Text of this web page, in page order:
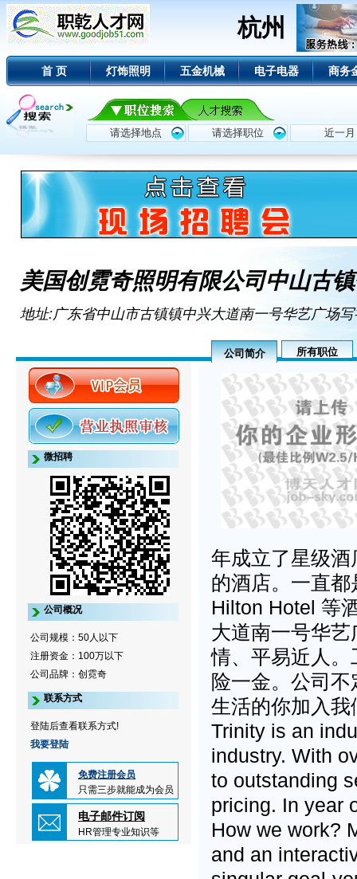
杭州
首 页 灯饰照明 五金机械 电子电器 商务
美国创霓奇照明有限公司中山古
地址:广东省中山市古镇镇中兴大道南一号华艺广场
公司简介 所有职位
微招聘
公司概况
公司规模：50人以下
注册资金：100万以下
公司品牌：创霓奇
联系方式
登陆后查看联系方式!
我要登陆
免费注册会员
只需三步就能成为会员
电子邮件订阅
HR管理专业知识等
年成立了星级
的酒店。一直
Hilton Hotel 等
大道南一号华
情、平易近人
险一金。公司
生活的你加入我
Trinity is an
industry. With
to outstanding
pricing. In year
How we work?
and an